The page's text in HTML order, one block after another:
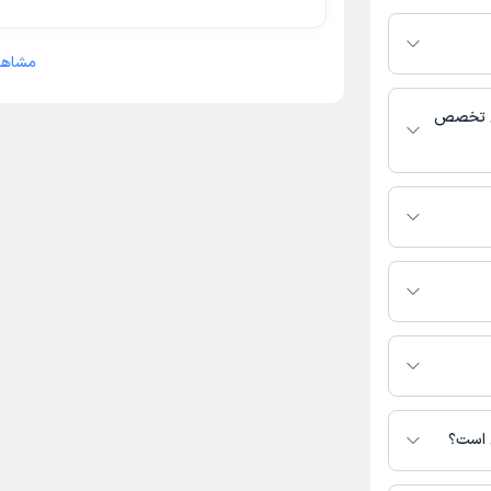
دکترتو باشند،
بودن پروفایل
پزشکی و
تخصص
می‌کنند.
نیست. برای
است.
است؟
نیست.